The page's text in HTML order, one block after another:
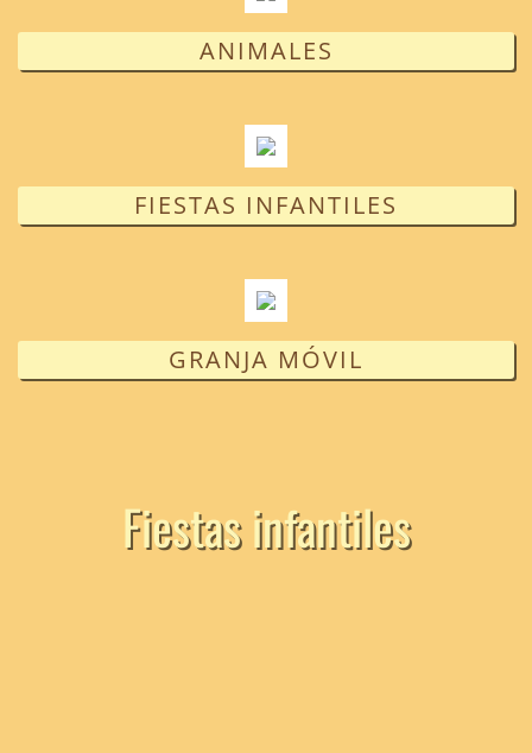
ANIMALES
FIESTAS INFANTILES
GRANJA MÓVIL
Fiestas infantiles